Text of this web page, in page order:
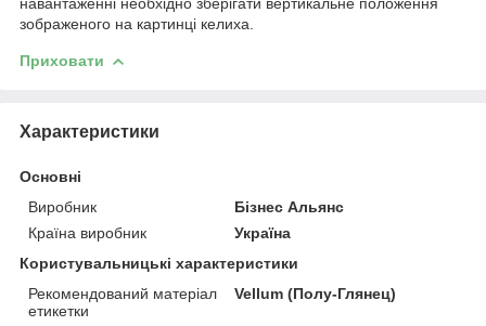
зображеного на картинці келиха.
Приховати
Характеристики
Основні
Виробник
Бізнес Альянс
Країна виробник
Україна
Користувальницькі характеристики
Рекомендований матеріал
етикетки
Vellum (Полу-Глянец)